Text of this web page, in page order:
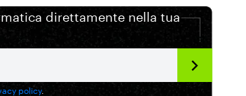
direttamente nella tua
policy.